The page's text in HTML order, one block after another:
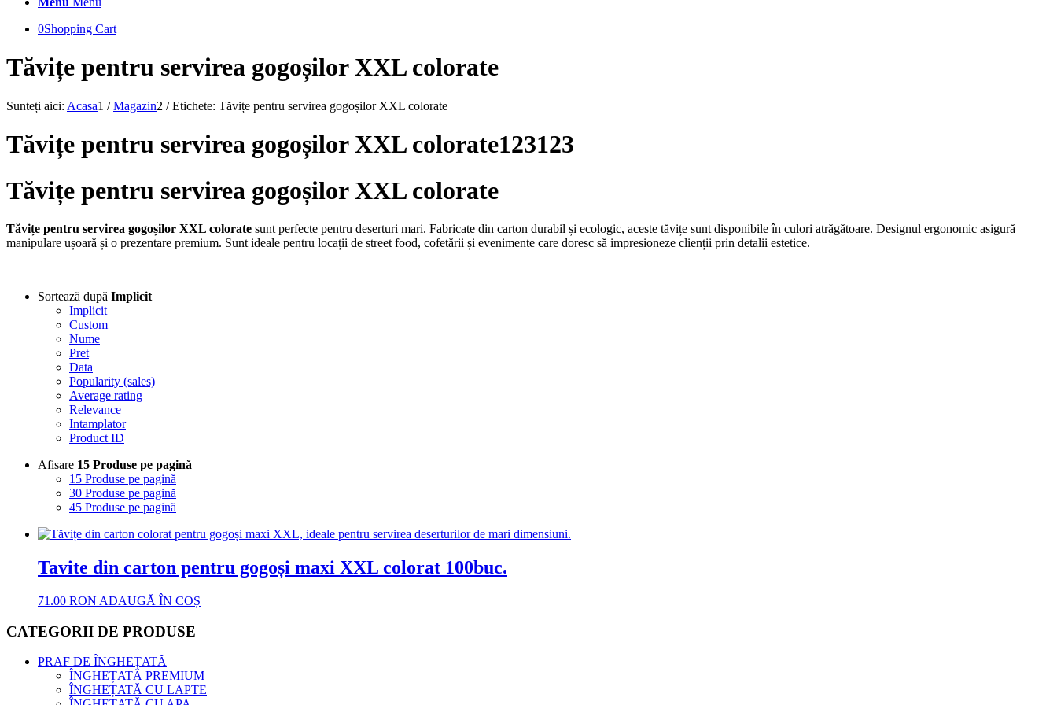
0Shopping Cart
Tăvițe pentru servirea gogoșilor XXL colorate
Sunteți aici: Acasa1 / Magazin2 / Etichete: Tăvițe pentru servirea gogoșilor XXL colorate
Tăvițe pentru servirea gogoșilor XXL colorate123123
Tăvițe pentru servirea gogoșilor XXL colorate
Tăvițe pentru servirea gogoșilor XXL colorate sunt perfecte pentru deserturi mari. Fabricate din carton durabil și ecologic, aceste tăvițe sunt disponibile în culori atrăgătoare. Designul ergonomic asigură
manipulare ușoară și o prezentare premium. Sunt ideale pentru locații de street food, cofetării și evenimente care doresc să impresioneze clienții prin detalii estetice.
Sortează după Implicit
Implicit
Custom
Nume
Pret
Data
Popularity (sales)
Average rating
Relevance
Intamplator
Product ID
Afisare 15 Produse pe pagină
15 Produse pe pagină
30 Produse pe pagină
45 Produse pe pagină
Tavite din carton pentru gogoși maxi XXL colorat 100buc.
71.00 RON ADAUGĂ ÎN COȘ
CATEGORII DE PRODUSE
PRAF DE ÎNGHEȚATĂ
ÎNGHEȚATĂ PREMIUM
ÎNGHEȚATĂ CU LAPTE